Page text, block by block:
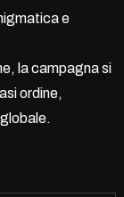
e
la campagna si
ordine,